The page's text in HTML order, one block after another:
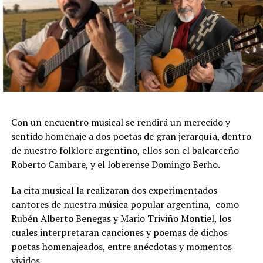
Con un encuentro musical se rendirá un merecido y
sentido homenaje a dos poetas de gran jerarquía, dentro
de nuestro folklore argentino, ellos son el balcarceño
Roberto Cambare, y el loberense Domingo Berho.
La cita musical la realizaran dos experimentados
cantores de nuestra música popular argentina, como
Rubén Alberto Benegas y Mario Triviño Montiel, los
cuales interpretaran canciones y poemas de dichos
poetas homenajeados, entre anécdotas y momentos
vividos.